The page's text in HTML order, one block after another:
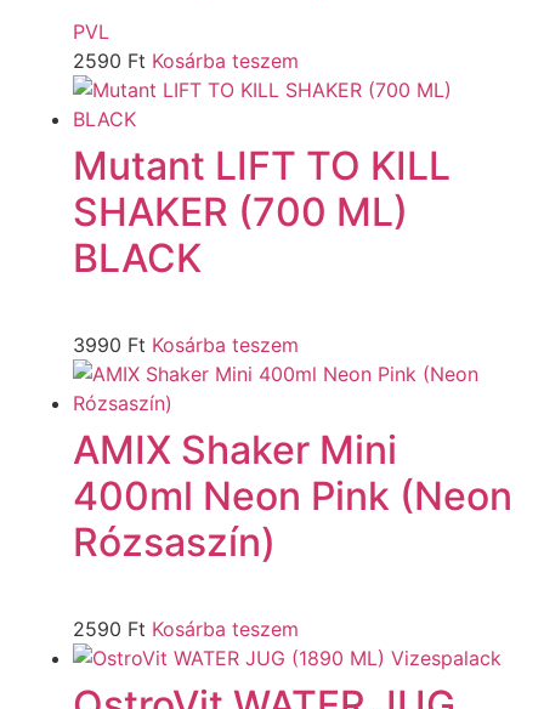
PVL
2590 Ft Kosárba teszem
Mutant LIFT TO KILL
SHAKER (700 ML)
BLACK
3990 Ft Kosárba teszem
AMIX Shaker Mini
400ml Neon Pink (Neon
Rózsaszín)
2590 Ft Kosárba teszem